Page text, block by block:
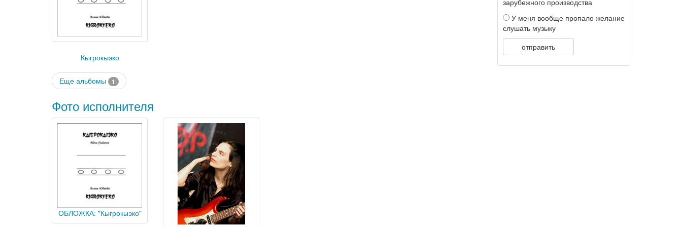
Кыгрокыэко
Еще альбомы 1
Фото исполнителя
ОБЛОЖКА: "Кыгрокыэко"
зарубежного производства
У меня вообще пропало желание
слушать музыку
отправить